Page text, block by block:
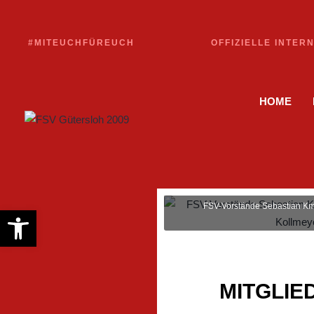
#MITEUCHFÜREUCH OFFIZIELLE
HOME
FSV-Vorstände Sebastian
Werkzeugleiste öffnen